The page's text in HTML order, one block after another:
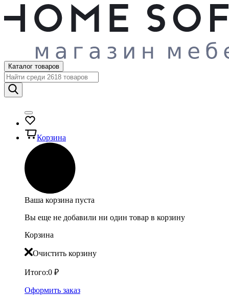
Каталог товаров
Корзина
Ваша корзина пуста
Вы еще не добавили ни один товар в корзину
Корзина
Очистить корзину
Итого:0 ₽
Оформить заказ